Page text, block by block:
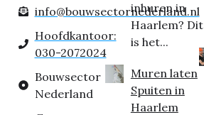
info@bouwsectornederland.nl
Hoofdkantoor:
030-2072024
Bouwsector
Nederland
inhuren in
Haarlem? Dit
is het...
Muren laten
Spuiten in
Haarlem